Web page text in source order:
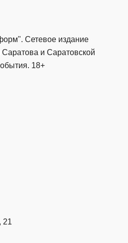
Сетевое издание
и Саратовской
18+
21